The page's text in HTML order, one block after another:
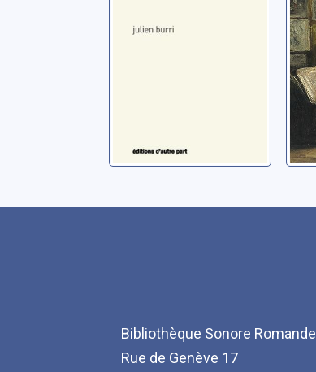
Bibliothèque Sonore Romande
Rue de Genève 17